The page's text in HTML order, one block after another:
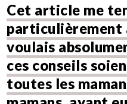
Cet article me
particulièrement
voulais
ces conseils
toutes les